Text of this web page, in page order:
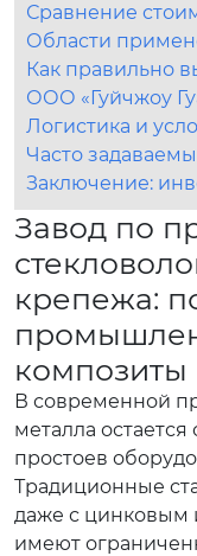
Сравнение
Области
Как правильно
ООО «Гуйчжоу
Логистика и
Часто
Заключение:
Завод по
крепежа:
композиты
В современной
металла
простоев
Традиционные
даже с
имеют